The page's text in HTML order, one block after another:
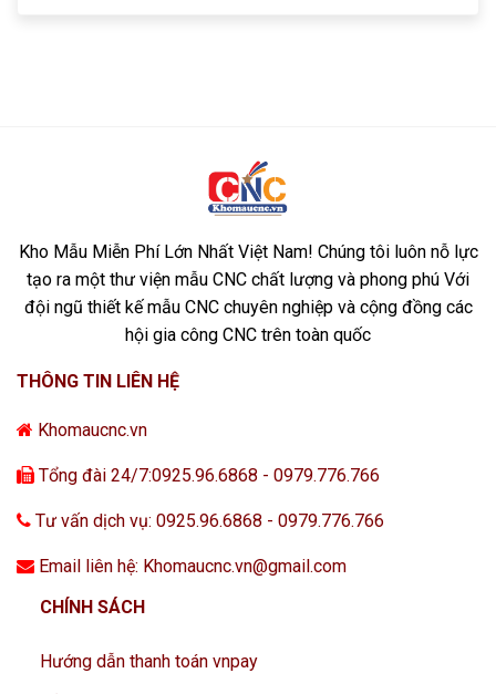
Kho Mẫu Miễn Phí Lớn Nhất Việt Nam! Chúng tôi luôn nỗ lực
tạo ra một thư viện mẫu CNC chất lượng và phong phú Với
đội ngũ thiết kế mẫu CNC chuyên nghiệp và cộng đồng các
hội gia công CNC trên toàn quốc
THÔNG TIN LIÊN HỆ
Khomaucnc.vn
Tổng đài 24/7:0925.96.6868 - 0979.776.766
Tư vấn dịch vụ: 0925.96.6868 - 0979.776.766
Email liên hệ: Khomaucnc.vn@gmail.com
CHÍNH SÁCH
Hướng dẫn thanh toán vnpay